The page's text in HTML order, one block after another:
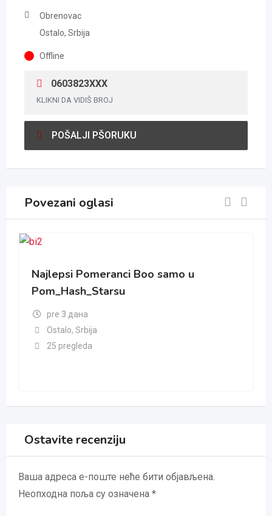
Obrenovac
Ostalo, Srbija
Offline
0603823XXX
KLIKNI DA VIDIŠ BROJ
POŠALJI PŠORUKU
Povezani oglasi
Najlepsi Pomeranci Boo samo u
Pom_Hash_Starsu
pre 3 дана
Ostalo, Srbija
25 pregleda
Ostavite recenziju
Ваша адреса е-поште неће бити објављена.
Неопходна поља су означена *